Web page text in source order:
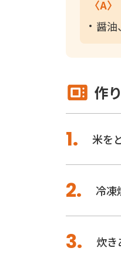
〈A〉
醤油
作
米を
冷凍
炊き